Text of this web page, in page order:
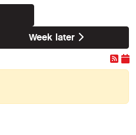
Week later